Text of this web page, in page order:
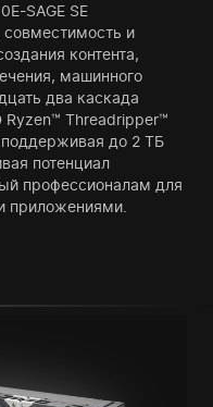
SAGE SE
совместимость и
контента,
машинного
два каскада
Ryzen™ Threadripper™
до 2 ТБ
потенциал
профессионалам для
приложениями.